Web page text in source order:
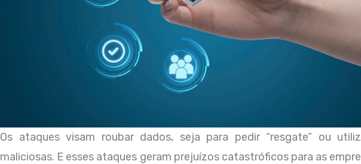
Os ataques visam roubar dados, seja para pedir “resgate” ou
maliciosas. E esses ataques geram prejuízos catastróficos para as